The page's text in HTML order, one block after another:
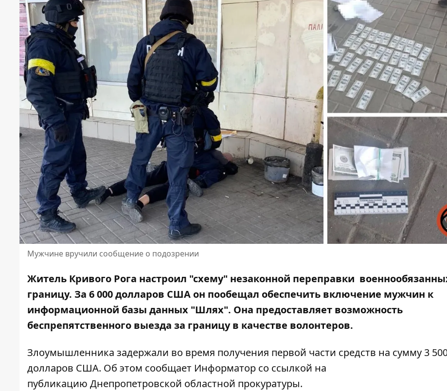
Мужчине вручили сообщение о подозрении
Житель Кривого Рога настроил "схему" незаконной переправки
границу. За 6 000 долларов США он пообещал обеспечить включение мужчин к
информационной базы данных "Шлях". Она предоставляет возможность
беспрепятственного выезда за границу в качестве волонтеров.
Злоумышленника задержали во время получения первой части средств на сумму 3
долларов США. Об этом сообщает Информатор со ссылкой на
публикацию Днепропетровской областной прокуратуры.